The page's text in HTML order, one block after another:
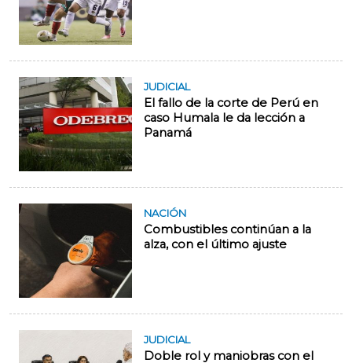
JUDICIAL
El fallo de la corte de Perú en
caso Humala le da lección a
Panamá
NACIÓN
Combustibles continúan a la
alza, con el último ajuste
JUDICIAL
Doble rol y maniobras con el